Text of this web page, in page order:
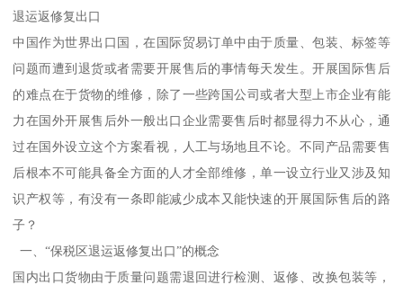
退运返修复出口
中国作为世界出口国，在国际贸易订单中由于质量、包装、标签等
问题而遭到退货或者需要开展售后的事情每天发生。开展国际售后
的难点在于货物的维修，除了一些跨国公司或者大型上市企业有能
力在国外开展售后外一般出口企业需要售后时都显得力不从心，通
过在国外设立这个方案看视，人工与场地且不论。不同产品需要售
后根本不可能具备全方面的人才全部维修，单一设立行业又涉及知
识产权等，有没有一条即能减少成本又能快速的开展国际售后的路
子？
一、“保税区退运返修复出口”的概念
国内出口货物由于质量问题需退回进行检测、返修、改换包装等，